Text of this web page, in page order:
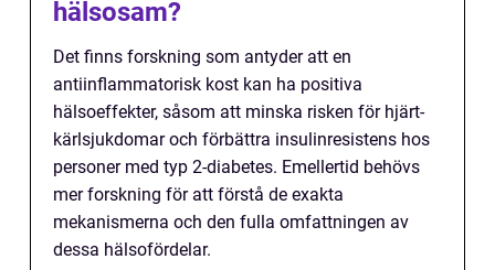
hälsosam?
Det finns forskning som antyder att en
antiinflammatorisk kost kan ha positiva
hälsoeffekter, såsom att minska risken för hjärt-
kärlsjukdomar och förbättra insulinresistens hos
personer med typ 2-diabetes. Emellertid behövs
mer forskning för att förstå de exakta
mekanismerna och den fulla omfattningen av
dessa hälsofördelar.